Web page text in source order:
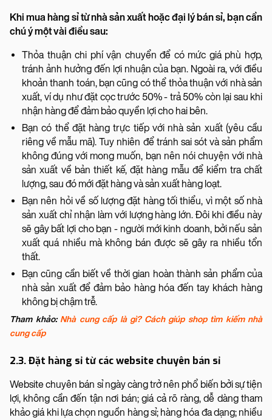
Khi mua hàng sỉ từ nhà sản xuất hoặc đại lý bán sỉ, bạn cần
chú ý một vài điều sau:
Thỏa thuận chi phí vận chuyển để có mức giá phù hợp,
tránh ảnh hưởng đến lợi nhuận của bạn. Ngoài ra, với điều
khoản thanh toán, bạn cũng có thể thỏa thuận với nhà sản
xuất, ví dụ như đặt cọc trước 50% - trả 50% còn lại sau khi
nhận hàng để đảm bảo quyền lợi cho hai bên.
Bạn có thể đặt hàng trực tiếp với nhà sản xuất (yêu cầu
riêng về mẫu mã). Tuy nhiên để tránh sai sót và sản phẩm
không đúng với mong muốn, bạn nên nói chuyện với nhà
sản xuất về bản thiết kế, đặt hàng mẫu để kiểm tra chất
lượng, sau đó mới đặt hàng và sản xuất hàng loạt.
Bạn nên hỏi về số lượng đặt hàng tối thiểu, vì một số nhà
sản xuất chỉ nhận làm với lượng hàng lớn. Đôi khi điều này
sẽ gây bất lợi cho bạn - người mới kinh doanh, bởi nếu sản
xuất quá nhiều mà không bán được sẽ gây ra nhiều tổn
thất.
Bạn cũng cần biết về thời gian hoàn thành sản phẩm của
nhà sản xuất để đảm bảo hàng hóa đến tay khách hàng
không bị chậm trễ.
Tham khảo: Nhà cung cấp là gì? Cách giúp shop tìm kiếm nhà
cung cấp
2.3. Đặt hàng sỉ từ các website chuyên bán sỉ
Website chuyên bán sỉ ngày càng trở nên phổ biến bởi sự tiện
lợi, không cần đến tận nơi bán; giá cả rõ ràng, dễ dàng tham
khảo giá khi lựa chọn nguồn hàng sỉ; hàng hóa đa dạng; nhiều